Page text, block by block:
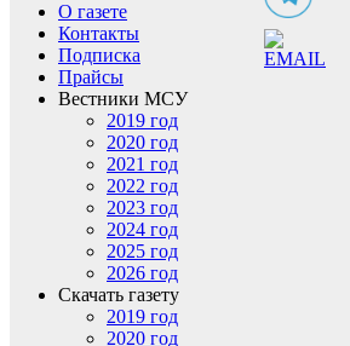
О газете
Контакты
Подписка
Прайсы
Вестники МСУ
2019 год
2020 год
2021 год
2022 год
2023 год
2024 год
2025 год
2026 год
Скачать газету
2019 год
2020 год